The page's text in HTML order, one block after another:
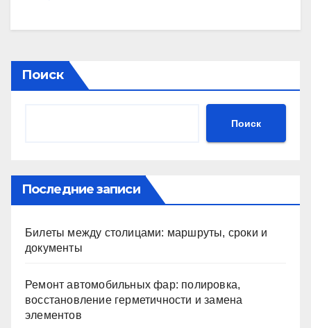
Поиск
Поиск
Последние записи
Билеты между столицами: маршруты, сроки и
документы
Ремонт автомобильных фар: полировка,
восстановление герметичности и замена
элементов